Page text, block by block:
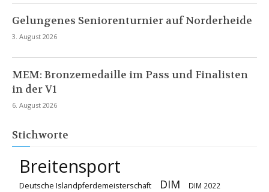
Gelungenes Seniorenturnier auf Norderheide
3. August 2026
MEM: Bronzemedaille im Pass und Finalisten
in der V1
6. August 2026
Stichworte
Breitensport
Deutsche Islandpferdemeisterschaft DIM DIM 2022